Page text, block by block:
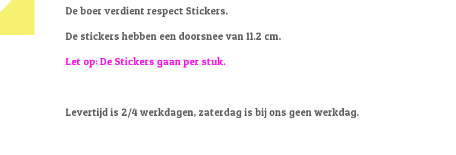
De boer verdient respect Stickers.
De stickers hebben een doorsnee van 11.2 cm.
Let op: De Stickers gaan per stuk.
Levertijd is 2/4 werkdagen, zaterdag is bij ons geen werkdag.